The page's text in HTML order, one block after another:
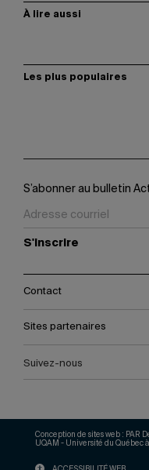
À lire aussi
Les plus populaires
S’abonner au bulletin
S'inscrire
Contact
Sites partenaires
Suivez-nous
UQAM - Université du Québec
Conception de sites web : PAR